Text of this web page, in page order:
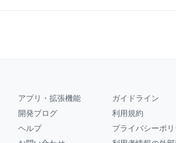
アプリ・拡張機能
開発ブログ
ヘルプ
ガイドライン
利用規約
プライバシーポ